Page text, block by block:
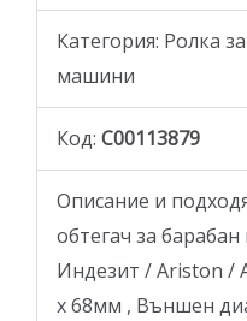
Категория: Ролка
машини
Код: C00113879
Описание и
обтегач за
Индезит / Ariston /
x 68мм , Външен